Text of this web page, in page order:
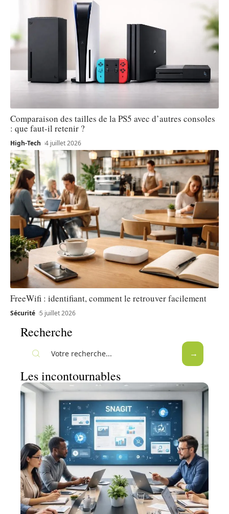
Comparaison des tailles de la PS5 avec d’autres consoles
: que faut-il retenir ?
High-Tech 4 juillet 2026
FreeWifi : identifiant, comment le retrouver facilement
Sécurité 5 juillet 2026
Recherche
Les incontournables